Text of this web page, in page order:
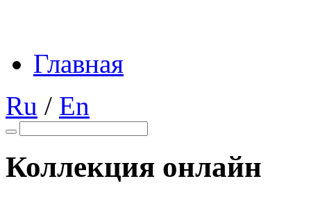
Главная
Ru / En
Коллекция онлайн